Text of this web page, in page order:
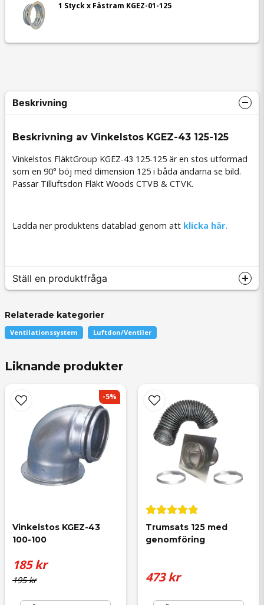
1 Styck x Fästram KGEZ-01-125
Beskrivning
Beskrivning av Vinkelstos KGEZ-43 125-125
Vinkelstos FläktGroup KGEZ-43 125-125 är en stos utformad
som en 90° böj med dimension 125 i båda ändarna se bild.
Passar Tilluftsdon Fläkt Woods CTVB & CTVK.
Ladda ner produktens datablad genom att klicka här.
Ställ en produktfråga
question
Namn
email
Ja, ni får publicera min fråga
Relaterade kategorier
Ventilationssystem Luftdon/Ventiler
Liknande produkter
Vinkelstos KGEZ-43
100-100
195 kr
185 kr
-5%
Trumsats 125 med
genomföring
473 kr